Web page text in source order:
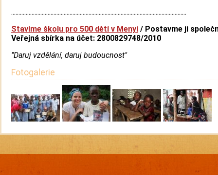
........................................................................................................................
Stavíme školu pro 500 dětí v Menyi / Postavme ji
Veřejná sbírka na účet: 2800829748/2010
"Daruj vzdělání, daruj budoucnost"
Fotogalerie